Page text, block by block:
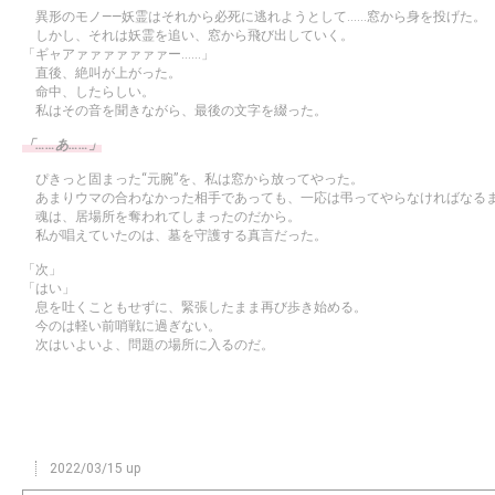
異形のモノ――妖霊はそれから必死に逃れようとして……窓から身を投げた。
しかし、それは妖霊を追い、窓から飛び出していく。
「ギャアァァァァァァァー……」
直後、絶叫が上がった。
命中、したらしい。
私はその音を聞きながら、最後の文字を綴った。
「……あ……」
ぴきっと固まった“元腕”を、私は窓から放ってやった。
あまりウマの合わなかった相手であっても、一応は弔ってやらなければなる
魂は、居場所を奪われてしまったのだから。
私が唱えていたのは、墓を守護する真言だった。
「次」
「はい」
息を吐くこともせずに、緊張したまま再び歩き始める。
今のは軽い前哨戦に過ぎない。
次はいよいよ、問題の場所に入るのだ。
2022/03/15 up